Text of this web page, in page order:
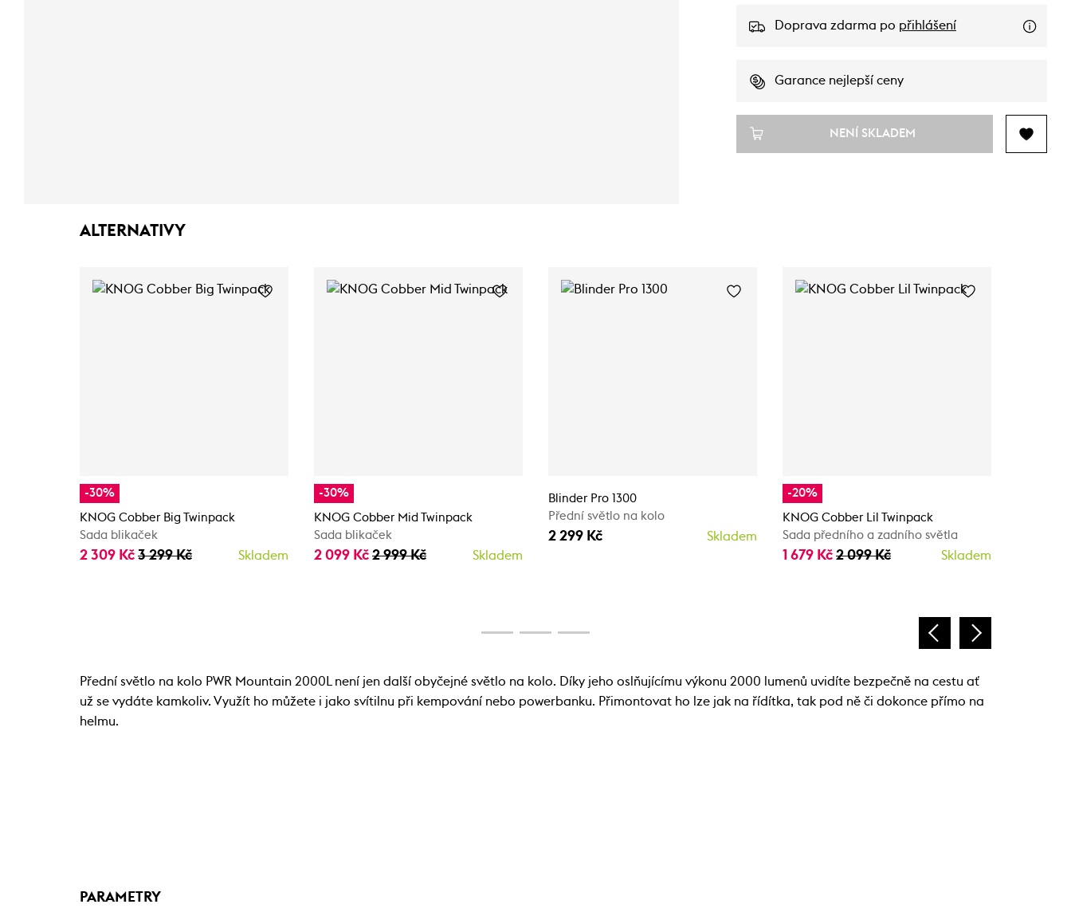
Doprava zdarma po přihlášení
Garance nejlepší ceny
NENÍ SKLADEM
ALTERNATIVY
-30%
KNOG Cobber Big Twinpack
Sada blikaček
2 309 Kč 3 299 Kč Skladem
-30%
KNOG Cobber Mid Twinpack
Sada blikaček
2 099 Kč 2 999 Kč Skladem
Blinder Pro 1300
Přední světlo na kolo
2 299 Kč Skladem
-20%
KNOG Cobber Lil Twinpack
Sada předního a zadního světla
1 679 Kč 2 099 Kč Skladem
Přední světlo na kolo PWR Mountain 2000L není jen další obyčejné světlo na kolo. Díky jeho oslňujícímu výkonu 2000 lumenů uvidíte bezpečně na cestu ať
už se vydáte kamkoliv. Využít ho můžete i jako svítilnu při kempování nebo powerbanku. Přimontovat ho lze jak na řídítka, tak pod ně či dokonce přímo na
helmu.
PARAMETRY